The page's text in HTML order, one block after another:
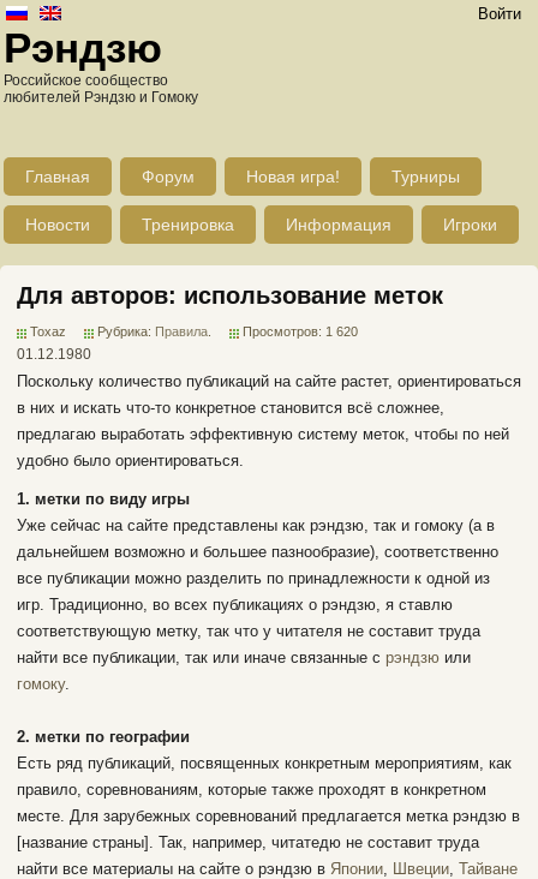
Войти
Рэндзю
Российское сообщество
любителей Рэндзю и Гомоку
Главная Форум Новая игра! Турниры
Новости Тренировка Информация Игроки
Для авторов: использование меток
Toxaz Рубрика: Правила Просмотров: 1 620
01.12.1980
Поскольку количество публикаций на сайте растет, ориентироваться
в них и искать что-то конкретное становится всё сложнее,
предлагаю выработать эффективную систему меток, чтобы по ней
удобно было ориентироваться.
1. метки по виду игры
Уже сейчас на сайте представлены как рэндзю, так и гомоку (а в
дальнейшем возможно и большее пазнообразие), соответственно
все публикации можно разделить по принадлежности к одной из
игр. Традиционно, во всех публикациях о рэндзю, я ставлю
соответствующую метку, так что у читателя не составит труда
найти все публикации, так или иначе связанные с рэндзю или
гомоку.
2. метки по географии
Есть ряд публикаций, посвященных конкретным мероприятиям, как
правило, соревнованиям, которые также проходят в конкретном
месте. Для зарубежных соревнований предлагается метка рэндзю в
[название страны]. Так, например, читатедю не составит труда
найти все материалы на сайте о рэндзю в Японии, Швеции, Тайване